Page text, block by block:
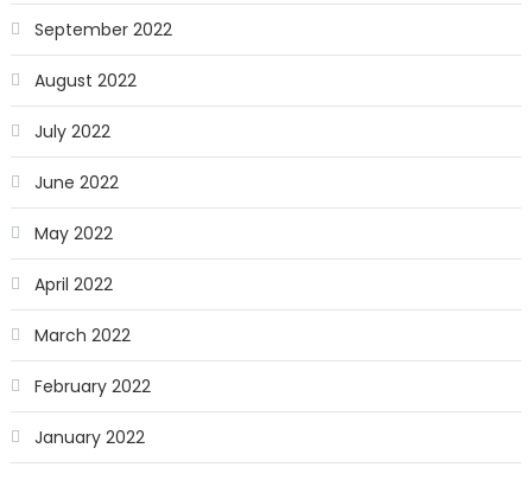
September 2022
August 2022
July 2022
June 2022
May 2022
April 2022
March 2022
February 2022
January 2022